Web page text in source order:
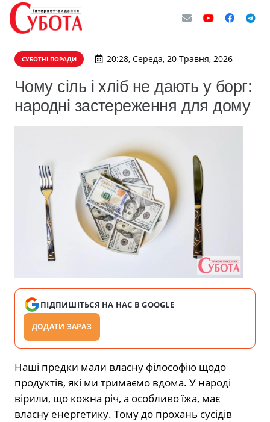
СУБОТНІ ПОРАДИ 20:28, Середа, 20 Травня, 2026
Чому сіль і хліб не дають у борг:
народні застереження для дому
ПІДПИШІТЬСЯ НА НАС В GOOGLE
ДОДАТИ ЗАРАЗ
Наші предки мали власну філософію щодо
продуктів, які ми тримаємо вдома. У народі
вірили, що кожна річ, а особливо їжа, має
власну енергетику. Тому до прохань сусідів